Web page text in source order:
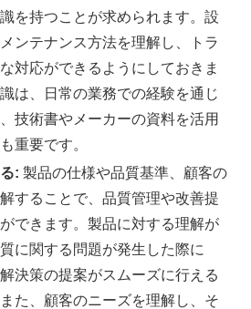
を持つことが求められます。設
ンテナンス方法を理解し、トラ
対応ができるようにしておきま
は、日常の業務での経験を通じ
技術書やメーカーの資料を活用
重要です。
: 製品の仕様や品質基準、顧客の
することで、品質管理や改善提
できます。製品に対する理解が
に関する問題が発生した際に
決策の提案がスムーズに行える
た、顧客のニーズを理解し、そ